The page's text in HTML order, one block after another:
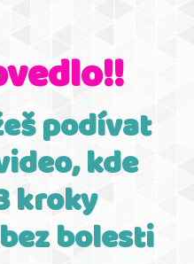
podívat
kde
kroky
bolesti